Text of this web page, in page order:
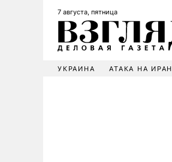
7 августа, пятница
УКРАИНА АТАКА НА ИРАН